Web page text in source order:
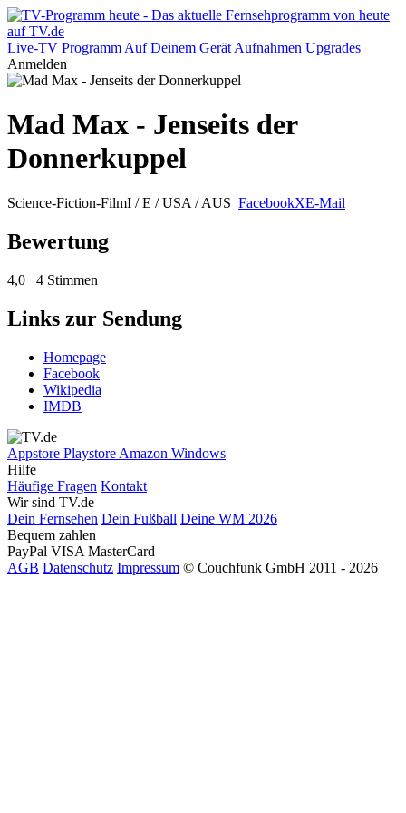
Live-TV Programm Auf Deinem Gerät Aufnahmen Upgrades
Anmelden
Mad Max - Jenseits der
Donnerkuppel
Science-Fiction-FilmI / E / USA / AUS FacebookXE-Mail
Bewertung
4,0 4 Stimmen
Links zur Sendung
Homepage
Facebook
Wikipedia
IMDB
Appstore Playstore Amazon Windows
Hilfe
Häufige Fragen Kontakt
Wir sind TV.de
Dein Fernsehen Dein Fußball Deine WM 2026
Bequem zahlen
PayPal VISA MasterCard
AGB Datenschutz Impressum © Couchfunk GmbH 2011 - 2026